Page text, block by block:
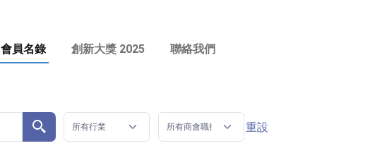
會員名錄 創新大獎 2025 聯絡我們
重設